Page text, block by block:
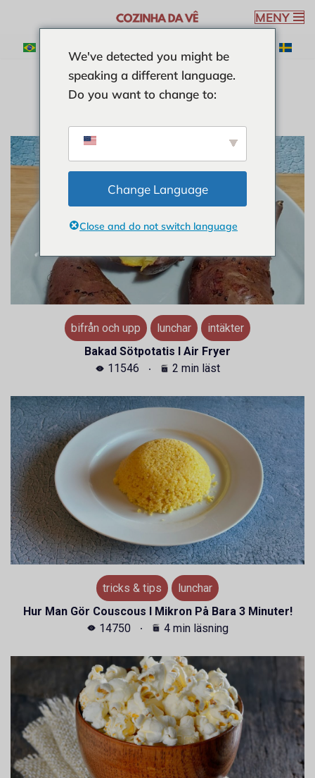
MENY
bifrån och upp lunchar
intäkter
Bakad Sötpotatis I Air Fryer
11546
2 min läst
tricks & tips
lunchar
Hur Man Gör Couscous I Mikron På Bara 3 Minuter!
14750
4 min läsning
We've detected you might be
speaking a different language.
Do you want to change to:
Change Language
Close and do not switch language